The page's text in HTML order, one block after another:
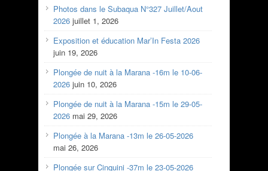
Photos dans le Subaqua N°327 Juillet/Aout
2026 juillet 1, 2026
Exposition et éducation Mar’In Festa 2026
juin 19, 2026
Plongée de nuit à la Marana -16m le 10-06-
2026 juin 10, 2026
Plongée de nuit à la Marana -15m le 29-05-
2026 mai 29, 2026
Plongée à la Marana -13m le 26-05-2026
mai 26, 2026
Plongée sur Cinquini -37m le 23-05-2026